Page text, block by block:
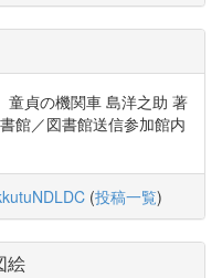
貞の機関車 島洋之助 著
館／図書館送信参加館内
(投稿一覧)
絵